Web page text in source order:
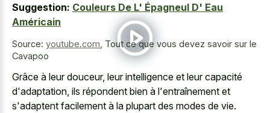
Suggestion: Couleurs De L' Épagneul D' Eau
Américain
Source: youtube.com Tout ce que vous devez savoir sur le
Cavapoo
Grâce à leur douceur, leur intelligence et leur capacité
d'adaptation, ils répondent bien à l'entraînement et
s'adaptent facilement à la plupart des modes de vie.